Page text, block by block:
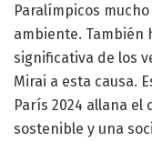
Paralímpicos
ambiente. También
significativa de los
Mirai a esta causa.
París 2024 allana el
sostenible y una